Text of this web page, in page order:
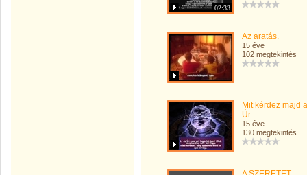
02:33
Az aratás.
15 éve
102 megtekintés
Mit kérdez majd
Úr.
15 éve
130 megtekintés